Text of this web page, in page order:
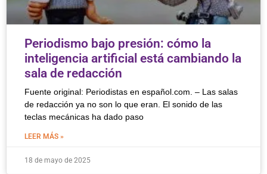
Periodismo bajo presión: cómo la
inteligencia artificial está cambiando la
sala de redacción
Fuente original: Periodistas en español.com. – Las salas
de redacción ya no son lo que eran. El sonido de las
teclas mecánicas ha dado paso
LEER MÁS »
18 de mayo de 2025